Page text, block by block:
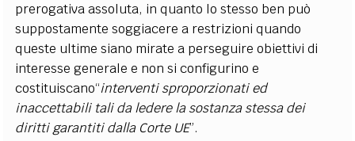
prerogativa assoluta, in quanto lo stesso ben può
suppostamente soggiacere a restrizioni quando
queste ultime siano mirate a perseguire obiettivi di
interesse generale e non si configurino e
costituiscano“interventi sproporzionati ed
inaccettabili tali da ledere la sostanza stessa dei
diritti garantiti dalla Corte UE”.